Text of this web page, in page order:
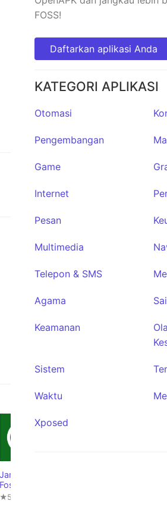
Jam
Fossify
★562
FOSS!
Daftarkan aplikasi Anda
KATEGORI APLIKASI
Otomasi
Pengembangan
Game
Internet
Pesan
Multimedia
Telepon & SMS
Agama
Keamanan
Sistem
Waktu
Xposed